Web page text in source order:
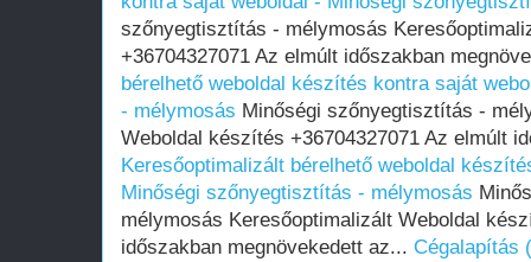
szőnyegtisztítás - mélymosás
+36704327071 Az elmúlt időszakban
bérelhető weboldal készítés kontra saját
- mélymosás Minőségi szőnyegtisztítás -
Weboldal készítés +36704327071 Az elmúlt
Keresőoptimalizált bérelhető weboldal
Minőségi szőnyegtisztítás - mélymosás
mélymosás Keresőoptimalizált Weboldal
időszakban megnövekedett az... Cégalapítás